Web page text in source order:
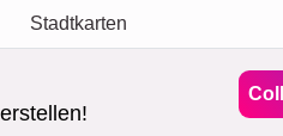
Stadtkarten